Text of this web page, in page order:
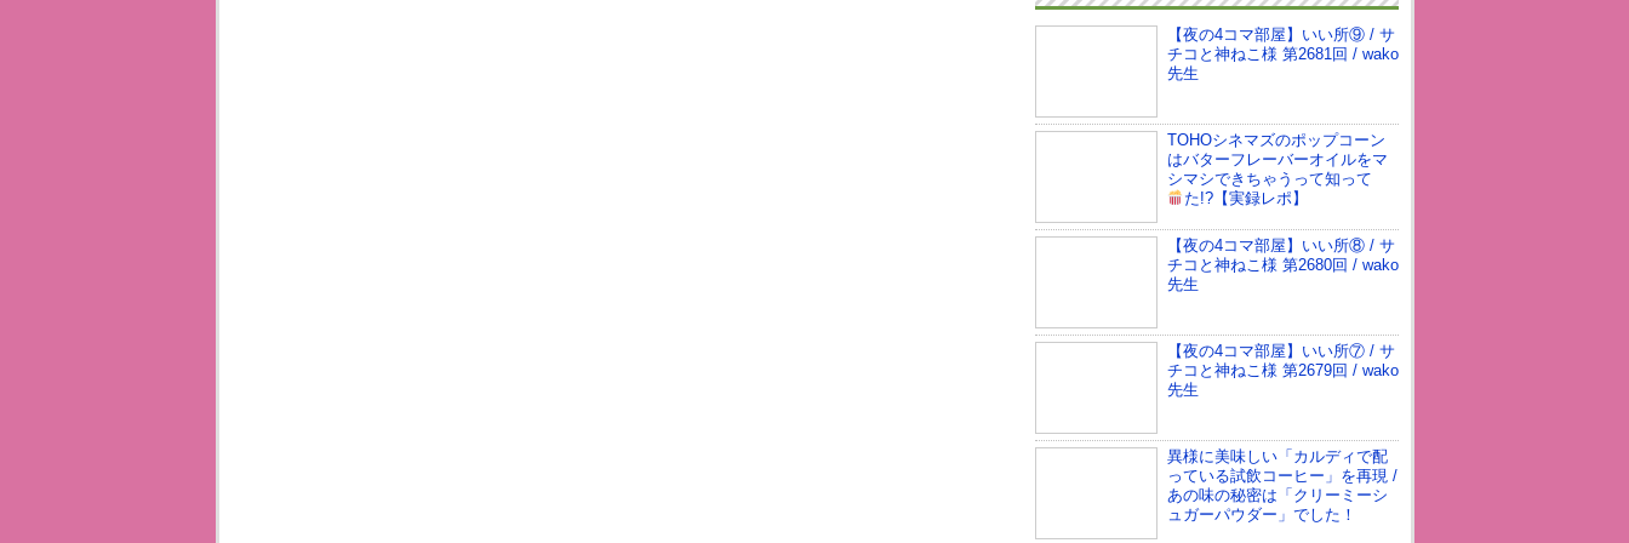
【夜の4コマ部屋】いい所⑨ / サ
チコと神ねこ様 第2681回 / wako
先生
TOHOシネマズのポップコーン
はバターフレーバーオイルをマ
シマシできちゃうって知って
た!? 【実録レポ】
【夜の4コマ部屋】いい所⑧ / サ
チコと神ねこ様 第2680回 / wako
先生
【夜の4コマ部屋】いい所⑦ / サ
チコと神ねこ様 第2679回 / wako
先生
異様に美味しい「カルディで配
っている試飲コーヒー」を再現 /
あの味の秘密は「クリーミーシ
ュガーパウダー」でした！